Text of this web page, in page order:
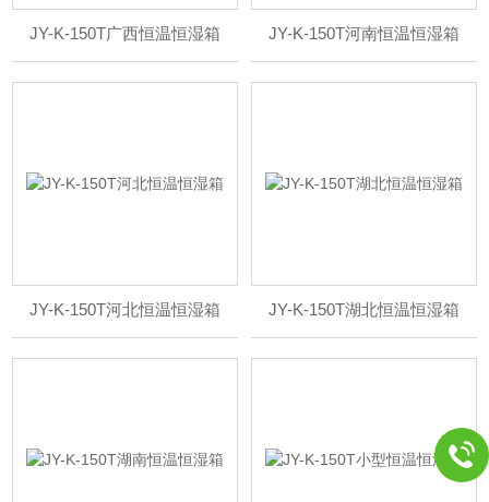
JY-K-150T广西恒温恒湿箱 JY-K-150T河南恒温恒湿箱
JY-K-150T河北恒温恒湿箱 JY-K-150T湖北恒温恒湿箱